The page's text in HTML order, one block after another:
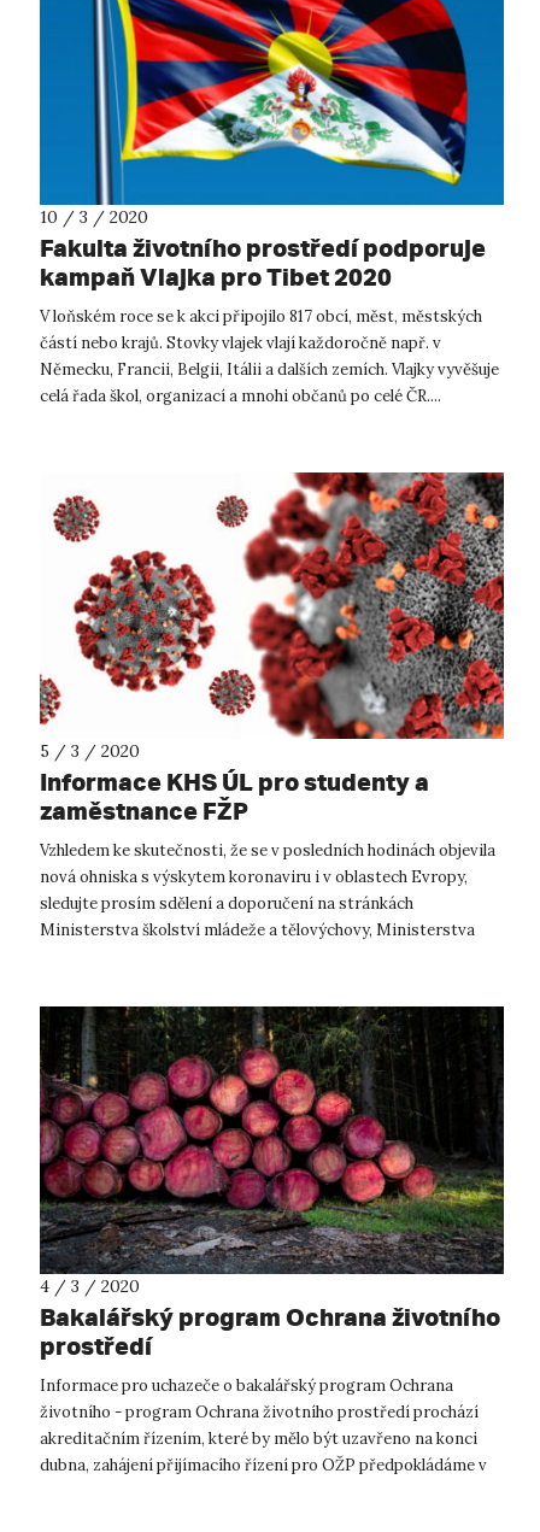
10 / 3 / 2020
Fakulta životního prostředí podporuje
kampaň Vlajka pro Tibet 2020
V loňském roce se k akci připojilo 817 obcí, měst, městských
částí nebo krajů. Stovky vlajek vlají každoročně např. v
Německu, Francii, Belgii, Itálii a dalších zemích. Vlajky vyvěšuje
celá řada škol, organizací a mnohi občanů po celé ČR....
5 / 3 / 2020
Informace KHS ÚL pro studenty a
zaměstnance FŽP
Vzhledem ke skutečnosti, že se v posledních hodinách objevila
nová ohniska s výskytem koronaviru i v oblastech Evropy,
sledujte prosím sdělení a doporučení na stránkách
Ministerstva školství mládeže a tělovýchovy, Ministerstva
4 / 3 / 2020
Bakalářský program Ochrana životního
prostředí
Informace pro uchazeče o bakalářský program Ochrana
životního - program Ochrana životního prostředí prochází
akreditačním řízením, které by mělo být uzavřeno na konci
dubna, zahájení přijímacího řízení pro OŽP předpokládáme v